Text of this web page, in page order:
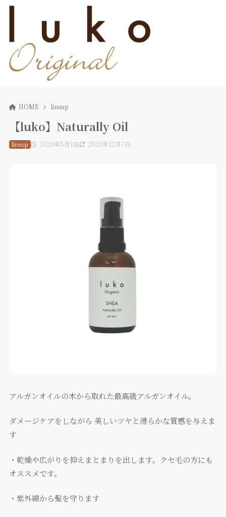
HOME lineup
【luko】Naturally Oil
2020年5月1日 2022年12月7日
lineup
アルガンオイルの木から取れた最高級アルガンオイル。
ダメージケアをしながら 美しいツヤと滑らかな質感を与えま
す
・乾燥や広がりを抑えまとまりを出します。クセ毛の方にも
オススメです。
・紫外線から髪を守ります